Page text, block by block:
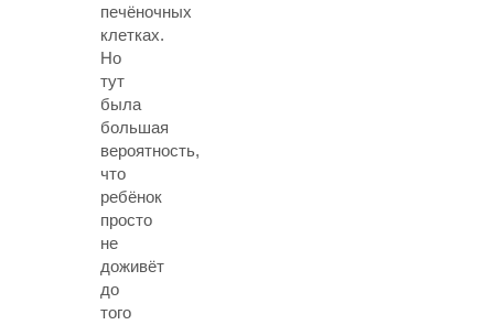
печёночных
клетках.
Но
тут
была
большая
вероятность,
что
ребёнок
просто
не
доживёт
до
того